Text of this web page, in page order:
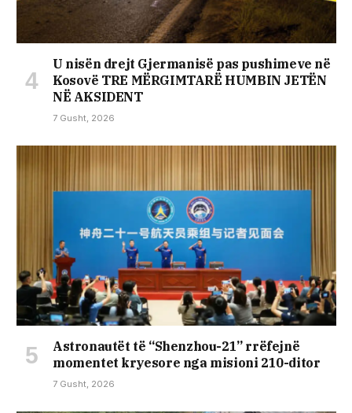
U nisën drejt Gjermanisë pas pushimeve në
Kosovë TRE MËRGIMTARË HUMBIN JETËN
NË AKSIDENT
7 Gusht, 2026
Astronautët të “Shenzhou-21” rrëfejnë
momentet kryesore nga misioni 210-ditor
7 Gusht, 2026